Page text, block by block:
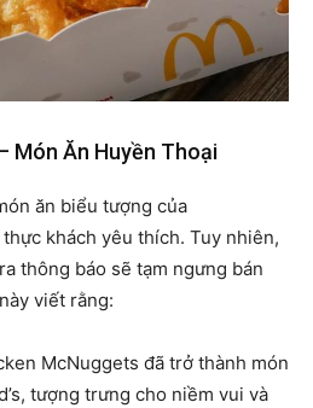
Món Ăn Huyền Thoại
ăn biểu tượng của
thực khách yêu thích. Tuy nhiên,
thông báo sẽ tạm ngưng bán
viết rằng:
McNuggets đã trở thành món
tượng trưng cho niềm vui và